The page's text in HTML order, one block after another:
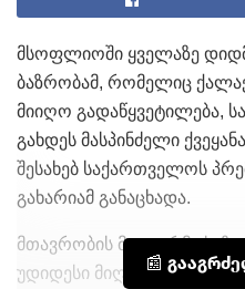
მსოფლიოში ყველაზე
ბაზრობამ, რომელიც
მიიღო გადაწყვეტილება,
გახდეს მასპინძელი
შესახებ საქართველოს
გახარიამ განაცხადა.
მთავრობის მეთაურმა ხაზი
უდიდესი მიღწევა,
📰